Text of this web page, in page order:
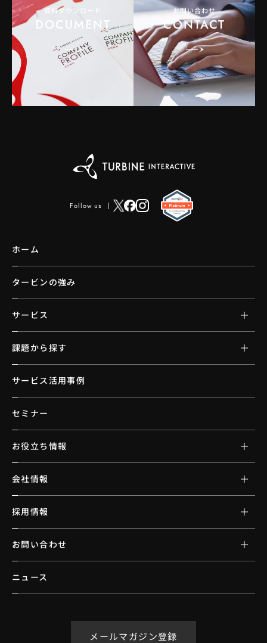
資料ダウンロード
DOCUMENT
お問い合わせ
CONTACT
Follow us
ホーム
タービンの強み
サービス
課題から探す
サービス活用事例
セミナー
お役立ち情報
会社情報
採用情報
お問い合わせ
ニュース
メールマガジン登録